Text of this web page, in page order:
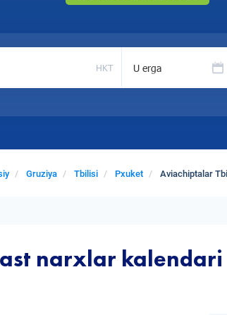
HKT U erga
Gruziya Tbilisi Pxuket Aviachiptalar
narxlar kalendari